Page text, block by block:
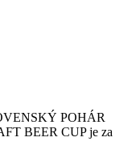
POHÁR
BEER CUP je za